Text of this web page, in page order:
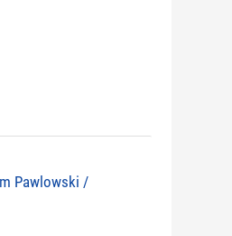
Pawlowski /